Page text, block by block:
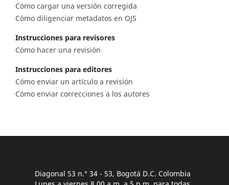
Cómo cargar una versión corregida
Cómo diligenciar metadatos en OJS
Instrucciones para revisores
Cómo hacer una revisión
Instrucciones para editores
Cómo enviar un artículo a revisión
Cómo enviar correcciones a los autores
Diagonal 53 n.° 34 - 53, Bogotá D.C. Colombia